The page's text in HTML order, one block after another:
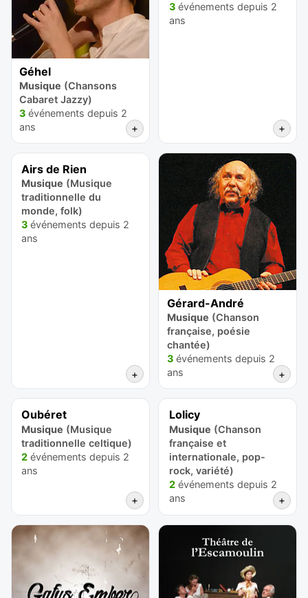
Géhel
Musique (Chansons
Cabaret Jazzy)
3 événements depuis 2
ans
+
3événements depuis 2
ans
+
Airs de Rien
Musique (Musique
traditionnelle du
monde, folk)
3 événements depuis 2
ans
+
Gérard-André
Musique (Chanson
française, poésie
chantée)
3événements depuis 2
ans
+
Oubéret
Musique (Musique
traditionnelle celtique)
2 événements depuis 2
ans
+
Lolicy
Musique (Chanson
française et
internationale, pop-
rock, variété)
2événements depuis 2
ans
+